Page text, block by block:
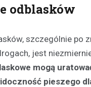
odblasków
szczególnie po
jest
mogą
pieszego